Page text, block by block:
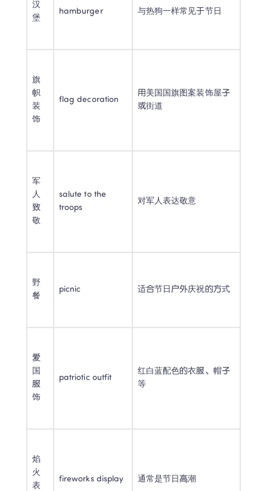
汉
堡
hamburger 与热狗一样常见于节日
旗
帜
装
饰
flag decoration
用美国国旗图案装饰屋子
或街道
军
人
致
敬
salute to the
troops
对军人表达敬意
野
餐
picnic 适合节日户外庆祝的方式
爱
国
服
饰
patriotic outfit
红白蓝配色的衣服、帽子
等
焰
火
表
fireworks display 通常是节日高潮